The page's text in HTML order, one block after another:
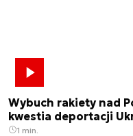
Wybuch rakiety nad
kwestia deportacji
1 min.